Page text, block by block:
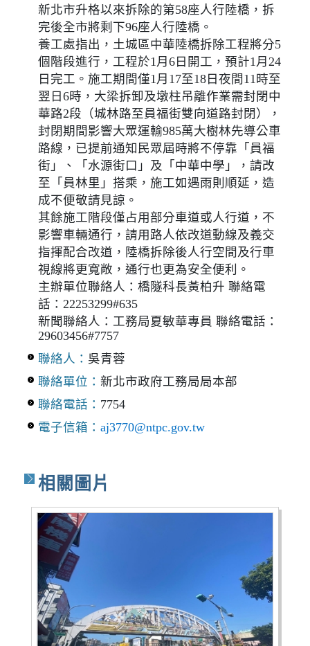
新北市升格以來拆除的第58座人行陸橋，拆
完後全市將剩下96座人行陸橋。
養工處指出，土城區中華陸橋拆除工程將分5
個階段進行，工程於1月6日開工，預計1月24
日完工。施工期間僅1月17至18日夜間11時至
翌日6時，大梁拆卸及墩柱吊離作業需封閉中
華路2段（城林路至員福街雙向道路封閉），
封閉期間影響大眾運輸985萬大樹林先導公車
路線，已提前通知民眾屆時將不停靠「員福
街」、「水源街口」及「中華中學」，請改
至「員林里」搭乘，施工如遇雨則順延，造
成不便敬請見諒。
其餘施工階段僅占用部分車道或人行道，不
影響車輛通行，請用路人依改道動線及義交
指揮配合改道，陸橋拆除後人行空間及行車
視線將更寬敞，通行也更為安全便利。
主辦單位聯絡人：橋隧科長黃柏升 聯絡電
話：22253299#635
新聞聯絡人：工務局夏敏華專員 聯絡電話：
29603456#7757
聯絡人： 吳青蓉
聯絡單位： 新北市政府工務局局本部
聯絡電話： 7754
電子信箱： aj3770@ntpc.gov.tw
相關圖片